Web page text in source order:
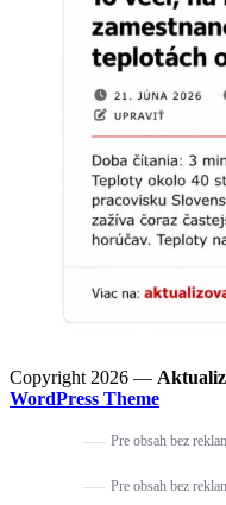
Copyright 2026 —
WordPress Theme
Pre obsah bez